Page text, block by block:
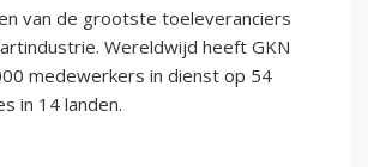
van de grootste toeleveranciers
Wereldwijd heeft GKN
medewerkers in dienst op 54
in 14 landen.